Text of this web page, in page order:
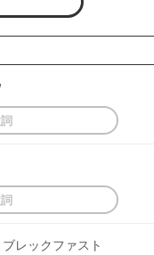
レックファスト